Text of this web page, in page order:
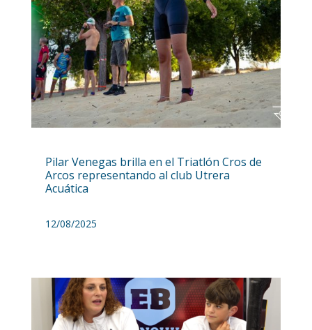
Pilar Venegas brilla en el Triatlón Cros de
Arcos representando al club Utrera
Acuática
12/08/2025